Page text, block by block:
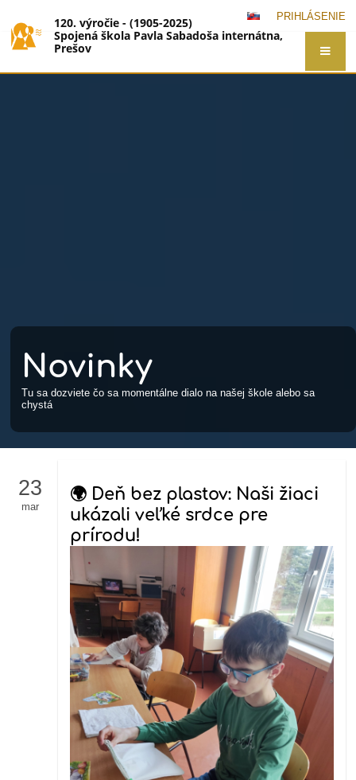
PRIHLÁSENIE
120. výročie - (1905-2025)
Spojená škola Pavla Sabadoša internátna,
Prešov
Novinky
Tu sa dozviete čo sa momentálne dialo na našej škole alebo sa
chystá
23
mar
🌍 Deň bez plastov: Naši žiaci
ukázali veľké srdce pre
prírodu!